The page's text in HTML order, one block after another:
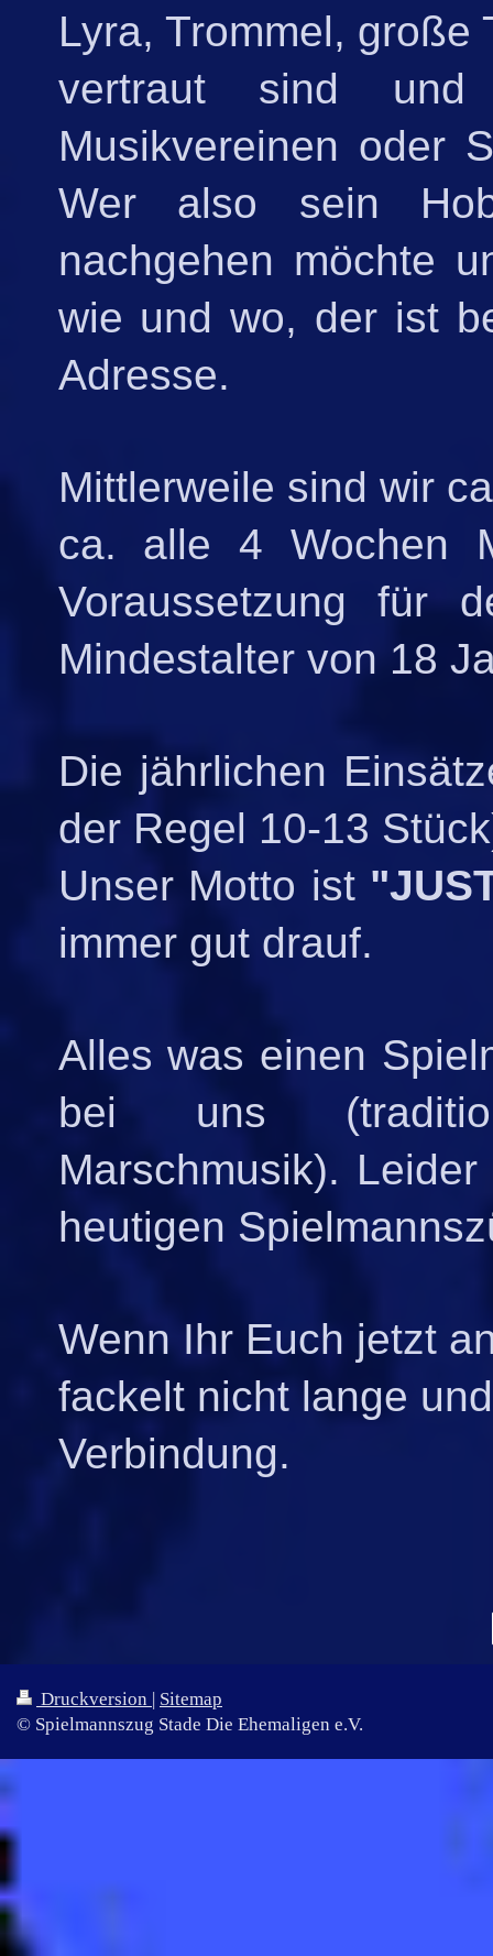
Lyra, Trommel, große
vertraut sind
Musikvereinen oder
Wer also sein
nachgehen möchte
wie und wo, der ist
Adresse.
Mittlerweile sind wir
ca. alle 4 Wochen
Voraussetzung für
Mindestalter von 18
Die jährlichen
der Regel 10-13
Unser Motto ist
immer gut drauf.
Alles was einen
bei uns
Marschmusik).
heutigen
Wenn Ihr Euch jetzt
fackelt nicht lange
Verbindung.
Druckversion | Sitemap
© Spielmannszug Stade Die Ehemaligen e.V.